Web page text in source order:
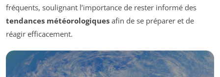
fréquents, soulignant l’importance de rester informé des
tendances météorologiques afin de se préparer et de
réagir efficacement.